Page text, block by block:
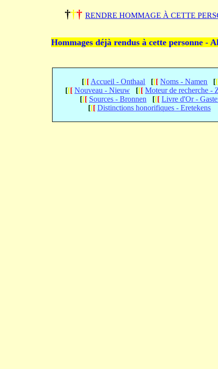
††† RENDRE HOMMAGE À CETTE
Hommages déjà rendus à cette personne -
[[[ Accueil - Onthaal [[[ Noms - Namen [[
[[[ Nouveau - Nieuw [[[ Moteur de recherche -
[[[ Sources - Bronnen [[[ Livre d'Or -
[[[ Distinctions honorifiques - Eretekens